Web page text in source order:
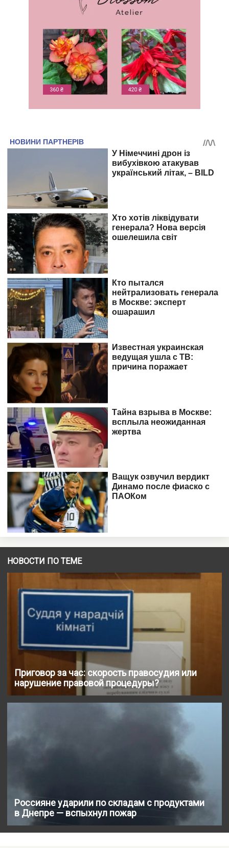
НОВОСТИ ПО ТЕМЕ
Приговор за час: скорость правосудия или
нарушение правовой процедуры?
Россияне ударили по складам с продуктами
в Днепре — вспыхнул пожар